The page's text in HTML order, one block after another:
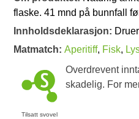
flaske. 41 mnd på bunnfall
Innholdsdeklarasjon:
Matmatch:Aperitiff, Fisk,
Tilsatt svovel
Overdrevent
skadelig. For